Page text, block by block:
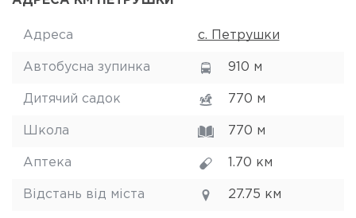
Адреса с. Петрушки
Автобусна зупинка 910 м
Дитячий садок 770 м
Школа 770 м
Аптека 1.70 км
Відстань від міста 27.75 км